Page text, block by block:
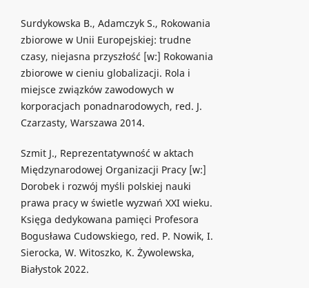
Surdykowska B., Adamczyk S., Rokowania
zbiorowe w Unii Europejskiej: trudne
czasy, niejasna przyszłość [w:] Rokowania
zbiorowe w cieniu globalizacji. Rola i
miejsce związków zawodowych w
korporacjach ponadnarodowych, red. J.
Czarzasty, Warszawa 2014.
Szmit J., Reprezentatywność w aktach
Międzynarodowej Organizacji Pracy [w:]
Dorobek i rozwój myśli polskiej nauki
prawa pracy w świetle wyzwań XXI wieku.
Księga dedykowana pamięci Profesora
Bogusława Cudowskiego, red. P. Nowik, I.
Sierocka, W. Witoszko, K. Żywolewska,
Białystok 2022.